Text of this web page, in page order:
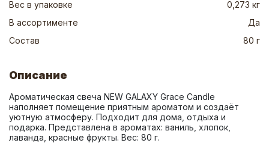
Вес в упаковке
0,273 кг
В ассортименте
Да
Состав
80 г
Описание
Ароматическая свеча NEW GALAXY Grace Candle
наполняет помещение приятным ароматом и создаёт
уютную атмосферу. Подходит для дома, отдыха и
подарка. Представлена в ароматах: ваниль, хлопок,
лаванда, красные фрукты. Вес: 80 г.